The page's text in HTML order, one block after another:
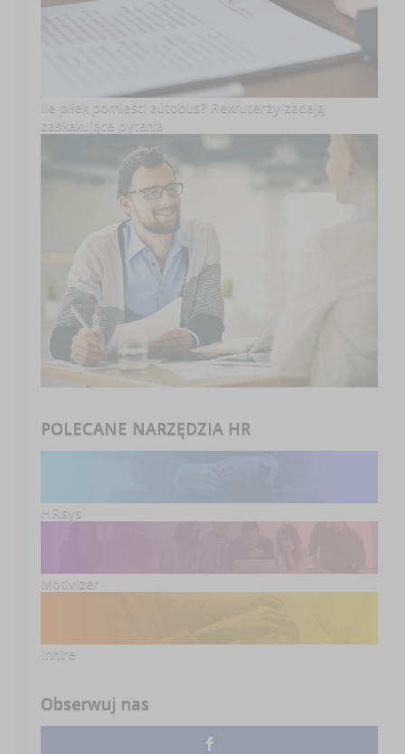
Ile piłek pomieści autobus? Rekruterzy zadają
zaskakujące pytania
POLECANE NARZĘDZIA HR
HRsys
Motivizer
Inhire
Obserwuj nas